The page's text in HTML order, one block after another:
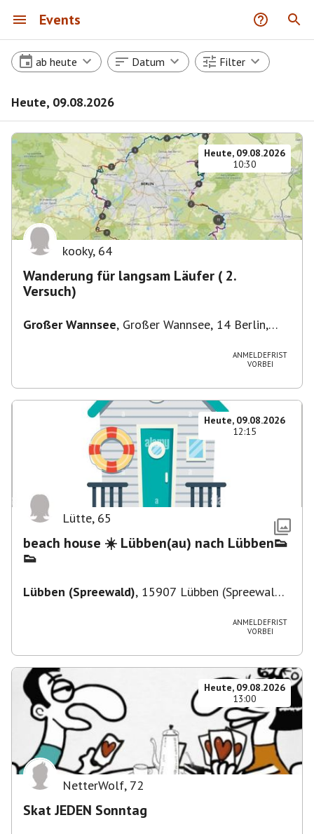
Events
ab heute Datum Filter
Heute, 09.08.2026
Heute, 09.08.2026
10:30
kooky, 64
Wanderung für langsam Läufer ( 2.
Versuch)
Großer Wannsee, Großer Wannsee, 14 Berlin,
ANMELDEFRIST
VORBEI
Heute, 09.08.2026
12:15
Lütte, 65
beach house ☀️ Lübben(au) nach Lübben👟
👟
Lübben (Spreewald), 15907 Lübben (Spreewald),
ANMELDEFRIST
VORBEI
Heute, 09.08.2026
13:00
NetterWolf, 72
Skat JEDEN Sonntag